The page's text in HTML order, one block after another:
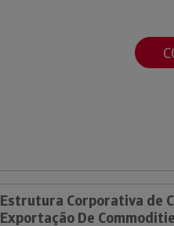
Estrutura Corporativa de
Exportação De